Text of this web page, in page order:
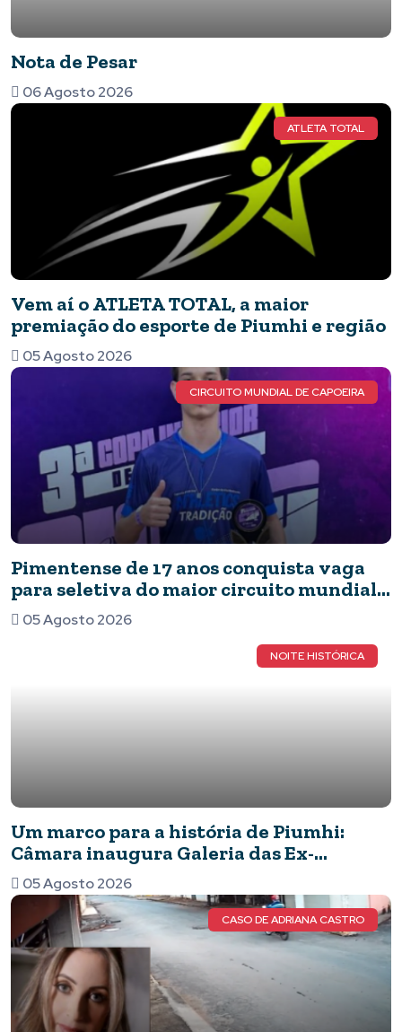
Nota de Pesar
06 Agosto 2026
ATLETA TOTAL
Vem aí o ATLETA TOTAL, a maior
premiação do esporte de Piumhi e região
05 Agosto 2026
CIRCUITO MUNDIAL DE CAPOEIRA
Pimentense de 17 anos conquista vaga
para seletiva do maior circuito mundial
de capoeira após brilhar em competição
nacional
05 Agosto 2026
NOITE HISTÓRICA
Um marco para a história de Piumhi:
Câmara inaugura Galeria das Ex-
Vereadoras e eterniza o legado das
mulheres no Legislativo
05 Agosto 2026
CASO DE ADRIANA CASTRO